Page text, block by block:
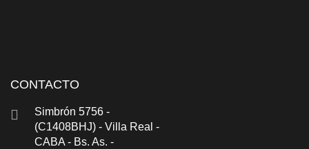
CONTACTO
Simbrón 5756 -
(C1408BHJ) - Villa Real -
CABA - Bs. As. -